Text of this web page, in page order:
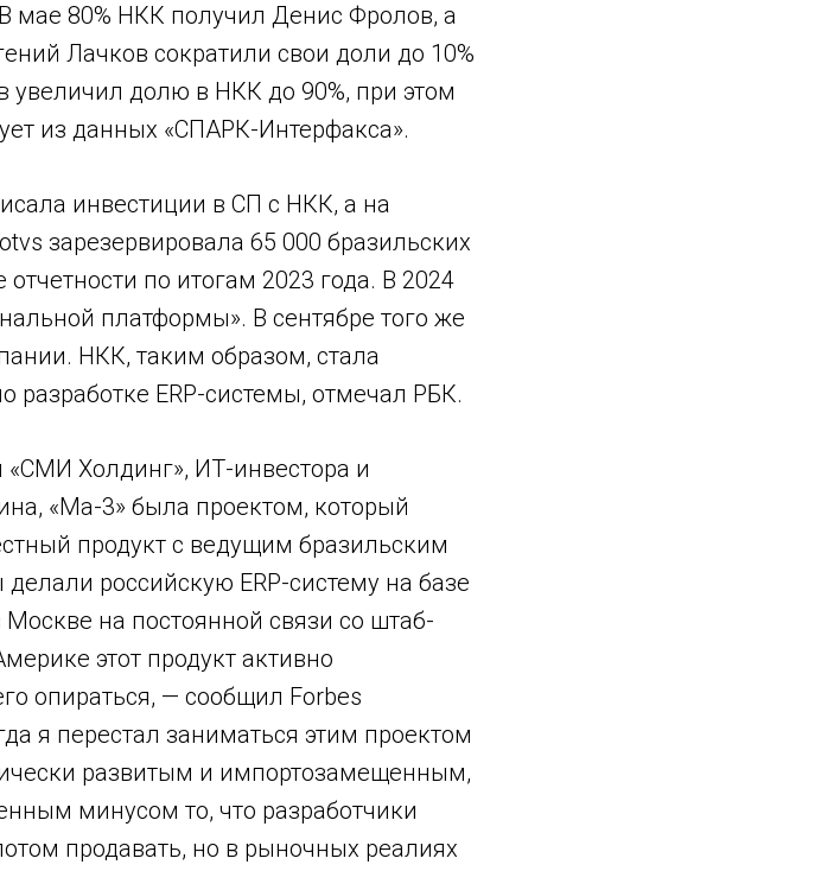
мае 80% НКК получил Денис Фролов, а
Лачков сократили свои доли до 10%
увеличил долю в НКК до 90%, при этом
из данных «СПАРК-Интерфакса».
инвестиции в СП с НКК, а на
зарезервировала 65 000 бразильских
по итогам 2023 года. В 2024
платформы». В сентябре того же
НКК, таким образом, стала
ERP-системы, отмечал РБК.
Холдинг», ИТ-инвестора и
«Ма-3» была проектом, который
продукт с ведущим бразильским
российскую ERP-систему на базе
на постоянной связи со штаб-
этот продукт активно
опираться, — сообщил Forbes
я перестал заниматься этим проектом
развитым и импортозамещенным,
минусом то, что разработчики
продавать, но в рыночных реалиях